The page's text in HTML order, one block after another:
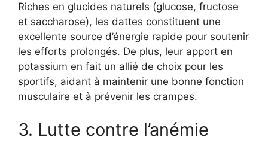
Riches en glucides naturels (glucose, fructose
et saccharose), les dattes constituent une
excellente source d’énergie rapide pour soutenir
les efforts prolongés. De plus, leur apport en
potassium en fait un allié de choix pour les
sportifs, aidant à maintenir une bonne fonction
musculaire et à prévenir les crampes.
3. Lutte contre l’anémie